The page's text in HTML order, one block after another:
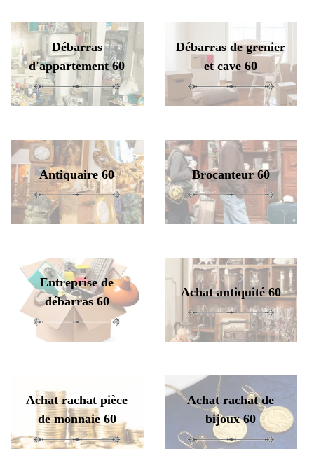
Débarras
d'appartement 60
Débarras de grenier
et cave 60
Antiquaire 60 Brocanteur 60
Entreprise de
débarras 60
Achat antiquité 60
Achat rachat pièce
de monnaie 60
Achat rachat de
bijoux 60